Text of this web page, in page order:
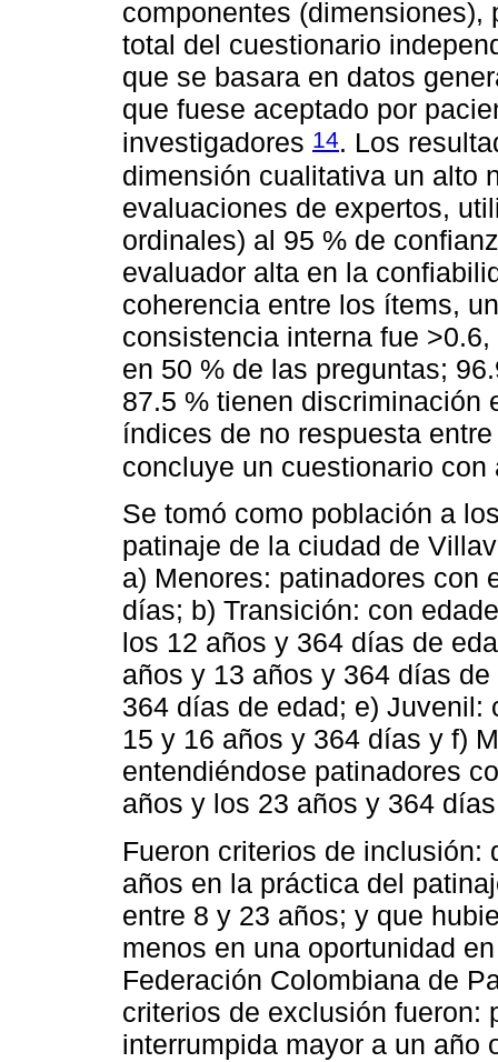
componentes (dimensiones),
total del cuestionario
que se basara en datos
que fuese aceptado por
investigadores 14. Los
dimensión cualitativa un alto
evaluaciones de expertos,
ordinales) al 95 % de
evaluador alta en la
coherencia entre los ítems,
consistencia interna fue
en 50 % de las preguntas;
87.5 % tienen discriminación
índices de no respuesta
concluye un cuestionario
Se tomó como población a
patinaje de la ciudad de
a) Menores: patinadores con
días; b) Transición: con
los 12 años y 364 días de
años y 13 años y 364 días
364 días de edad; e) Juvenil:
15 y 16 años y 364 días y f)
entendiéndose patinadores
años y los 23 años y 364
Fueron criterios de
años en la práctica del
entre 8 y 23 años; y que
menos en una oportunidad
Federación Colombiana de
criterios de exclusión fueron:
interrumpida mayor a un año